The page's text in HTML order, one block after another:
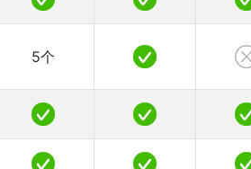
5个